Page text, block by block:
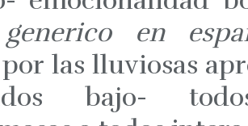
en
las lluviosas
bajo-